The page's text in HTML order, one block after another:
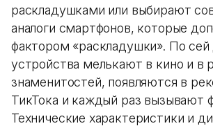
раскладушками или выбирают
аналоги смартфонов, которые
фактором «раскладушки». По сей
устройства мелькают в кино и в
знаменитостей, появляются в
ТикТока и каждый раз вызывают
Технические характеристики и